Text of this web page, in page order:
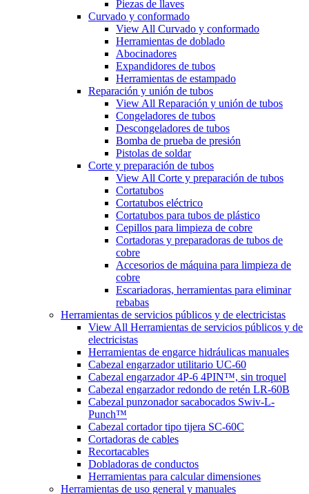
Piezas de llaves
Curvado y conformado
View All Curvado y conformado
Herramientas de doblado
Abocinadores
Expandidores de tubos
Herramientas de estampado
Reparación y unión de tubos
View All Reparación y unión de tubos
Congeladores de tubos
Descongeladores de tubos
Bomba de prueba de presión
Pistolas de soldar
Corte y preparación de tubos
View All Corte y preparación de tubos
Cortatubos
Cortatubos eléctrico
Cortatubos para tubos de plástico
Cepillos para limpieza de cobre
Cortadoras y preparadoras de tubos de
cobre
Accesorios de máquina para limpieza de
cobre
Escariadoras, herramientas para eliminar
rebabas
Herramientas de servicios públicos y de electricistas
View All Herramientas de servicios públicos y de
electricistas
Herramientas de engarce hidráulicas manuales
Cabezal engarzador utilitario UC-60
Cabezal engarzador 4P-6 4PIN™, sin troquel
Cabezal engarzador redondo de retén LR-60B
Cabezal punzonador sacabocados Swiv-L-
Punch™
Cabezal cortador tipo tijera SC-60C
Cortadoras de cables
Recortacables
Dobladoras de conductos
Herramientas para calcular dimensiones
Herramientas de uso general y manuales